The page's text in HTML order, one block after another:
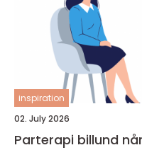
inspiration
02. July 2026
Parterapi billund når forholdet har brug for et